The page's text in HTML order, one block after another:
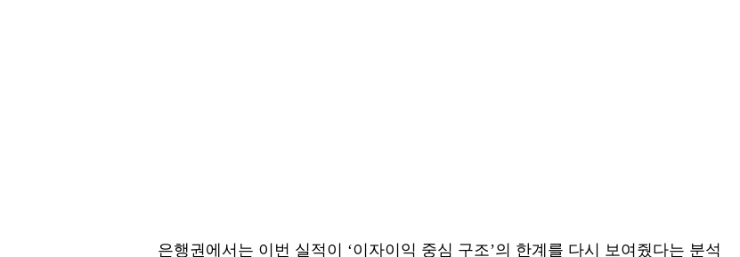
은행권에서는 이번 실적이 ‘이자이익 중심 구조’의 한계를 다시 보여줬다는 분석